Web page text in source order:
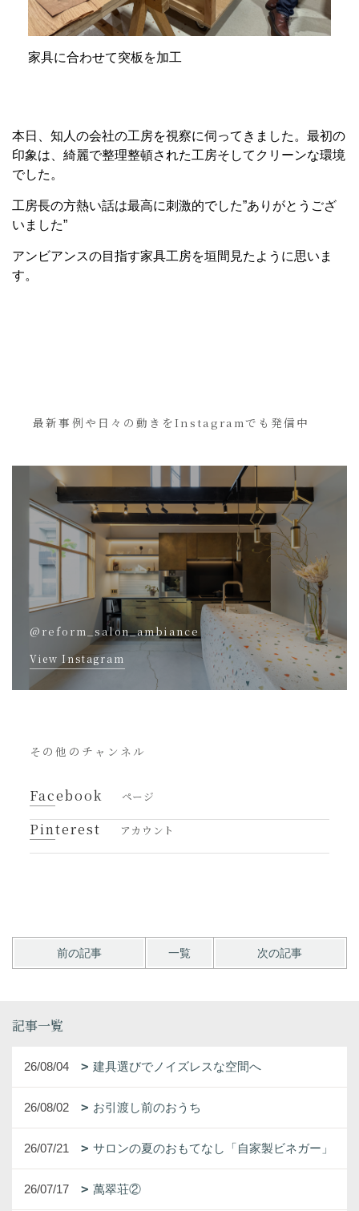
家具に合わせて突板を加工
本日、知人の会社の工房を視察に伺ってきました。最初の
印象は、綺麗で整理整頓された工房そしてクリーンな環境
でした。
工房長の方熱い話は最高に刺激的でした”ありがとうござ
いました”
アンビアンスの目指す家具工房を垣間見たように思いま
す。
最新事例や日々の動きをInstagramでも発信中
@reform_salon_ambiance
View Instagram
その他のチャンネル
Facebook ページ
Pinterest アカウント
前の記事 一覧 次の記事
記事一覧
26/08/04 建具選びでノイズレスな空間へ
26/08/02 お引渡し前のおうち
26/07/21 サロンの夏のおもてなし「自家製ビネガー」
26/07/17 萬翠荘②